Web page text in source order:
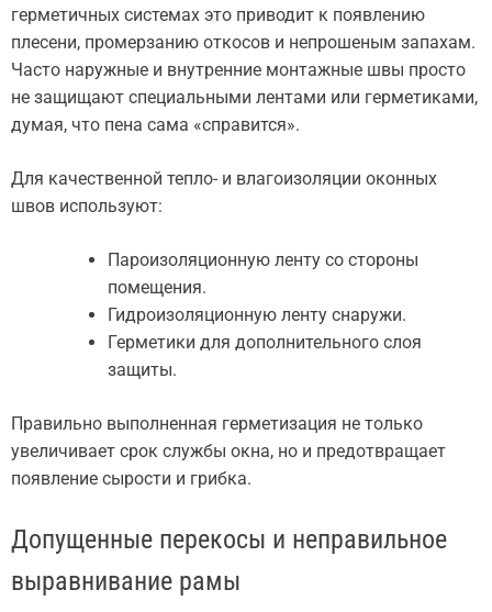
герметичных системах это приводит к появлению
плесени, промерзанию откосов и непрошеным запахам.
Часто наружные и внутренние монтажные швы просто
не защищают специальными лентами или герметиками,
думая, что пена сама «справится».
Для качественной тепло- и влагоизоляции оконных
швов используют:
Пароизоляционную ленту со стороны
помещения.
Гидроизоляционную ленту снаружи.
Герметики для дополнительного слоя
защиты.
Правильно выполненная герметизация не только
увеличивает срок службы окна, но и предотвращает
появление сырости и грибка.
Допущенные перекосы и неправильное
выравнивание рамы